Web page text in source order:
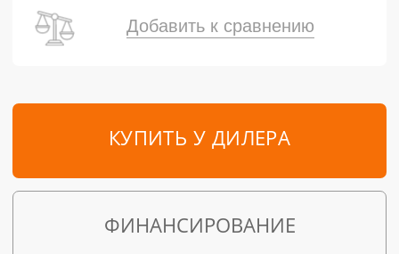
КУПИТЬ У ДИЛЕРА
Добавить к сравнению
ФИНАНСИРОВАНИЕ